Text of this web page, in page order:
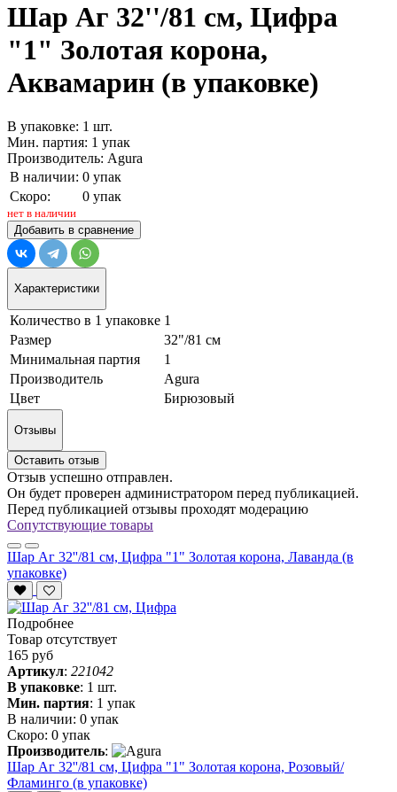
Шар Аг 32''/81 см, Цифра
"1" Золотая корона,
Аквамарин (в упаковке)
В упаковке: 1 шт.
Мин. партия: 1 упак
Производитель: Agura
В наличии: 0 упак
Скоро:
0 упак
нет в наличии
Добавить в сравнение
Характеристики
Количество в 1 упаковке 1
Размер
32"/81 см
Минимальная партия
1
Производитель
Agura
Цвет
Бирюзовый
Отзывы
Оставить отзыв
Отзыв успешно отправлен.
Он будет проверен администратором перед публикацией.
Перед публикацией отзывы проходят модерацию
Сопутствующие товары
Шар Аг 32''/81 см, Цифра "1" Золотая корона, Лаванда (в
упаковке)
Подробнее
Товар отсутствует
165 руб
Артикул: 221042
В упаковке: 1 шт.
Мин. партия: 1 упак
В наличии: 0 упак
Скоро: 0 упак
Производитель:
Шар Аг 32''/81 см, Цифра "1" Золотая корона, Розовый/
Фламинго (в упаковке)